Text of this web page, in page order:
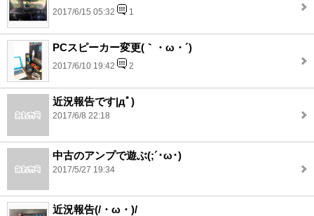
2017/6/15 05:32 1
PCスピーカー変更(｀・ω・´)
2017/6/10 19:42 2
近況報告です|дﾟ)
2017/6/8 22:18
中古のアンプで遊ぶ(;´･ω･)
2017/5/27 19:34
近況報告(/・ω・)/